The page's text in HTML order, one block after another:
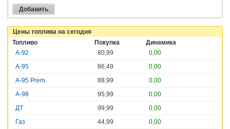
Цены топлива на сегодня
Топливо
Покупка
Динамика
А-92
80,99
0,00
А-95
86,49
0,00
А-95 Prem.
88,99
0,00
А-98
95,99
0,00
ДТ
99,99
0,00
Газ
44,99
0,00